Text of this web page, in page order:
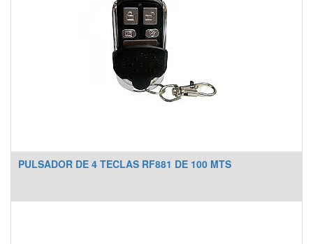
PULSADOR DE 4 TECLAS RF881 DE 100 MTS